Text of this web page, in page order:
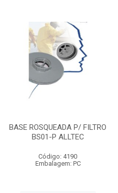
BASE ROSQUEADA P/ FILTRO
BS01-P ALLTEC
Código: 4190
Embalagem: PC